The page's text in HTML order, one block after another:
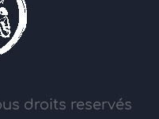
droits reservés